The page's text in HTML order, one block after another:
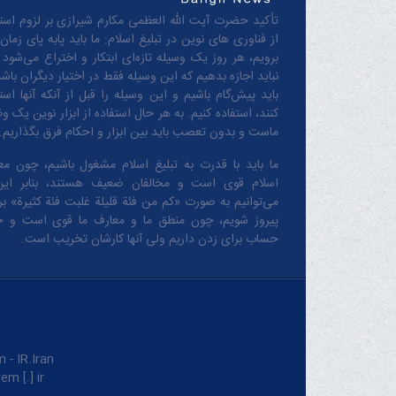
تأکید حضرت آیت الله العظمی مکارم شیرازی بر لزوم
از فناوری های نوین در تبلیغ اسلام: ما باید پابه پای
برویم، هر روز یک وسیله تازه‌ای ابتکار و اختراع
نباید اجازه بدهیم که این وسیله فقط در اختیار دیگران
باید پیش‌گام باشیم و این وسیله را قبل از آنکه آنها
کنند، استفاده کنیم. به هر حال استفاده از ابزار نوین یک
ماست و بدون تعصب باید بین ابزار و احکام فرق بگذاریم.
ما باید با قدرت به تبلیغ اسلام مشغول باشیم، چون
اسلام قوی است و مخالفان ضعیف هستند، بنابر
می‌توانیم به صورت «کم من فئة قلیلة غلبت فئة کثیرة» بر
پیروز شویم، چون منطق‌ ما و معارف ‌ما قوی است و
حساب برای زدن داریم ولی آنها کارشان تخریب است.
IR.Iran.
[.] ir